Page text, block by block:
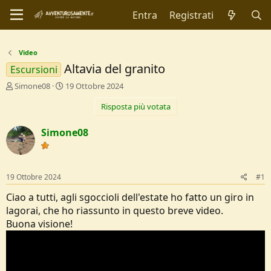
Entra Registrati
Video
Escursioni Altavia del granito
C
t
o
r
D
i
s
u
s
Simone08
D
d
i
z
i
o
19 Ottobre 2024
Risposta più votata
Simone08
19 Ottobre 2024 #1
Ciao a tutti, agli sgoccioli dell'estate ho fatto un giro in
lagorai, che ho riassunto in questo breve video.
Buona visione!